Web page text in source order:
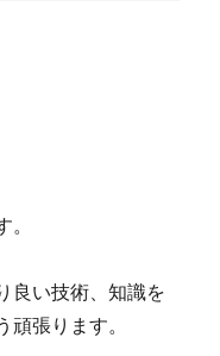
良い技術、知識を
張ります。